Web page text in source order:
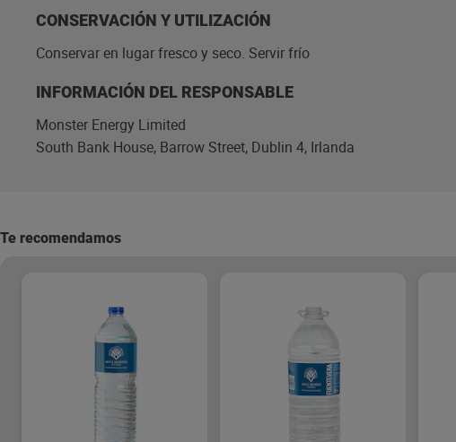
CONSERVACIÓN Y UTILIZACIÓN
Conservar en lugar fresco y seco. Servir frío
INFORMACIÓN DEL RESPONSABLE
Monster Energy Limited
South Bank House, Barrow Street, Dublin 4, Irlanda
Te recomendamos